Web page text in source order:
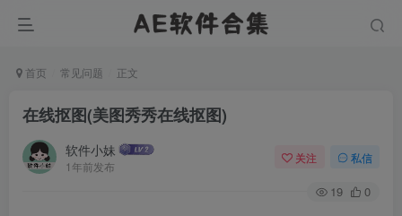
首页 常见问题 正文
在线抠图(美图秀秀在线抠图)
软件小妹
1年前发布
关注 私信
19 0